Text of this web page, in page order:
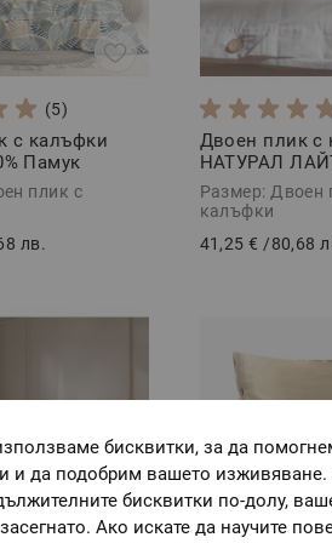
(5)
с калъфки
Памук
плик с
лв.
Двоен плик с
НАТУРАЛ
суров памук, 3
Размер: Двоен
калъфки
41,25 € /80,68
бисквитки, за да
и да подобрим вашето
бисквитки по-долу,
Ако искате да научите